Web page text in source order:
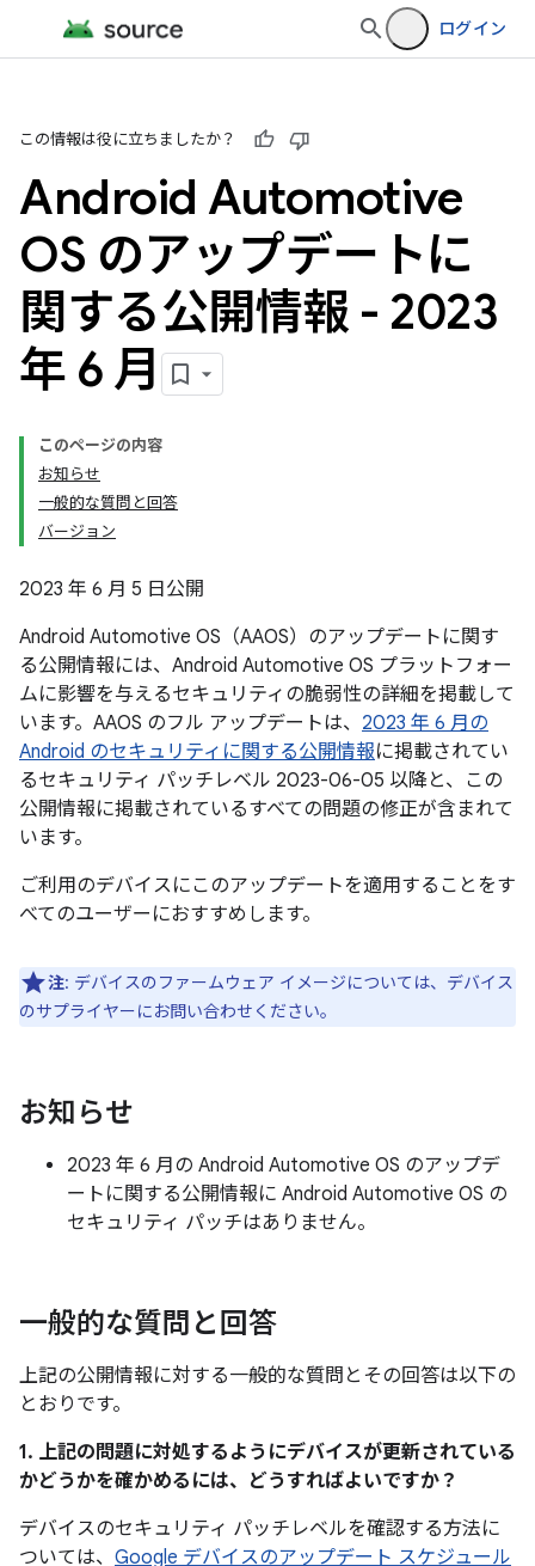
ログイン
この情報は役に立ちましたか？
Android Automotive
OS のアップデートに
関する公開情報 - 2023
年 6 月
このページの内容
お知らせ
一般的な質問と回答
バージョン
2023 年 6 月 5 日公開
Android Automotive OS（AAOS）のアップデートに関す
る公開情報には、Android Automotive OS プラットフォー
ムに影響を与えるセキュリティの脆弱性の詳細を掲載して
います。AAOS のフル アップデートは、 2023 年 6 月の
Android のセキュリティに関する公開情報に掲載されてい
るセキュリティ パッチレベル 2023-06-05 以降と、この
公開情報に掲載されているすべての問題の修正が含まれて
います。
ご利用のデバイスにこのアップデートを適用することをす
べてのユーザーにおすすめします。
注: デバイスのファームウェア イメージについては、デバイス
のサプライヤーにお問い合わせください。
お知らせ
2023 年 6 月の Android Automotive OS のアップデ
ートに関する公開情報に Android Automotive OS の
セキュリティ パッチはありません。
一般的な質問と回答
上記の公開情報に対する一般的な質問とその回答は以下の
とおりです。
1. 上記の問題に対処するようにデバイスが更新されている
かどうかを確かめるには、どうすればよいですか？
デバイスのセキュリティ パッチレベルを確認する方法に
ついては、 Google デバイスのアップデート スケジュール